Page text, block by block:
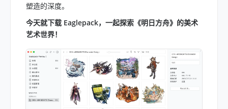
塑造的深度。
今天就下载 Eaglepack，一起探索《明日方舟》的美术
艺术世界！